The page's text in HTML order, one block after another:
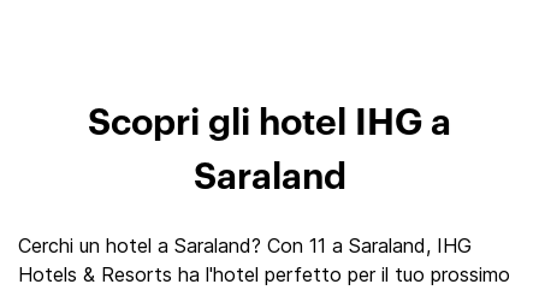
Scopri gli hotel IHG a
Saraland
Cerchi un hotel a Saraland? Con 11 a Saraland, IHG
Hotels & Resorts ha l'hotel perfetto per il tuo prossimo